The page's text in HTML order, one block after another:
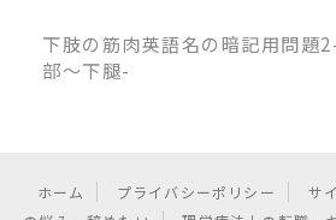
下肢の筋肉英語名の暗記用問題
部～下腿-
ホーム プライバシーポリシー サ